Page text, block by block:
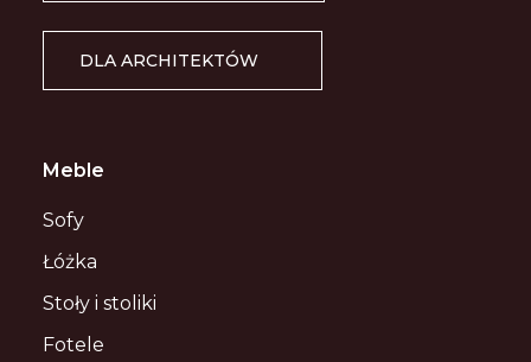
Meble
Sofy
Łóżka
Stoły i stoliki
Fotele
DLA ARCHITEKTÓW